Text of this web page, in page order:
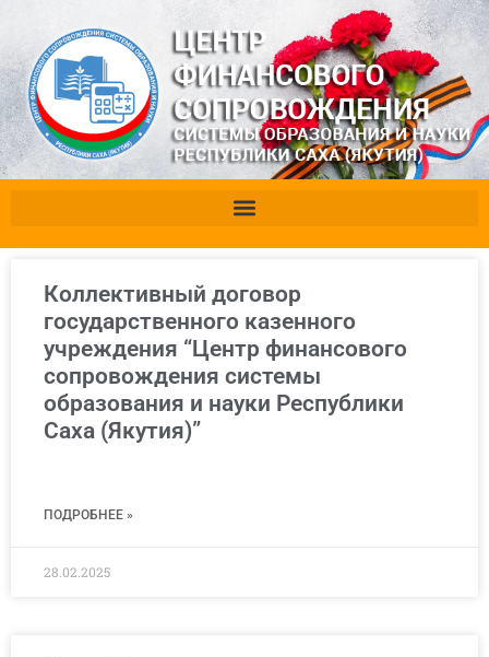
Коллективный договор
государственного казенного
учреждения “Центр финансового
сопровождения системы
образования и науки Республики
Саха (Якутия)”
ПОДРОБНЕЕ »
28.02.2025